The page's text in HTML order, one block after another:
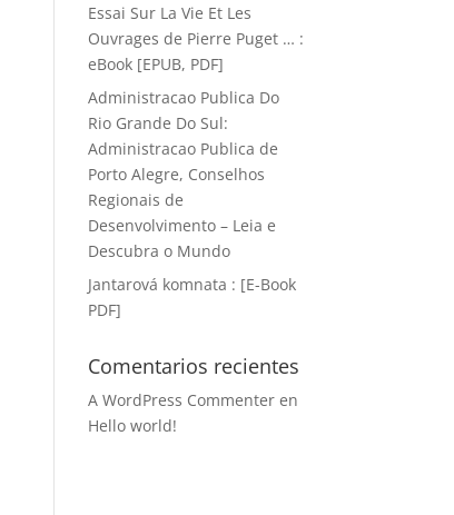
Essai Sur La Vie Et Les
Ouvrages de Pierre Puget … :
eBook [EPUB, PDF]
Administracao Publica Do
Rio Grande Do Sul:
Administracao Publica de
Porto Alegre, Conselhos
Regionais de
Desenvolvimento – Leia e
Descubra o Mundo
Jantarová komnata : [E-Book
PDF]
Comentarios recientes
A WordPress Commenter en
Hello world!